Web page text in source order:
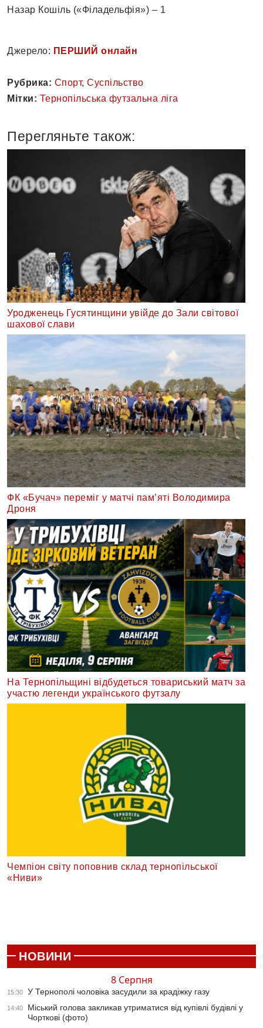
Назар Кошіль («Філадельфія») – 1
Джерело: ПЕРШИЙ онлайн
Рубрика: Спорт, Суспільство
Мітки: Тернопільська футзальна ліга
Перегляньте також:
Уродженець Гусятинщини увійде до Зали світової
шахової слави
ФК «Бучач» переміг у матчі пам’яті Володимира
Дроня
На Тернопільщині відбудеться товариський матч за
участю легенди українського футзалу
Чемпіон світу поповнив склад тернопільської
«Ниви»
НОВИНИ
8 Серпня
15:30 У Тернополі чоловіка засудили за крадіжку газу
14:40
Міський голова закликав утриматися від купівлі будівлі у
Чорткові (фото)